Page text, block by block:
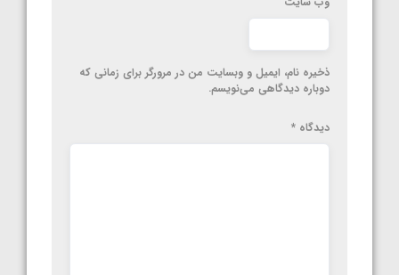
ذخیره نام، ایمیل و وبسایت من در مرورگر برای زمانی که
دوباره دیدگاهی می‌نویسم.
دیدگاه *